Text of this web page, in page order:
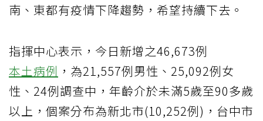
南、東都有疫情下降趨勢，希望持續下去。
指揮中心表示，今日新增之46,673例
本土病例 ，為21,557例男性、25,092例女
性、24例調查中，年齡介於未滿5歲至90多歲
以上，個案分布為新北市(10,252例)，台中市